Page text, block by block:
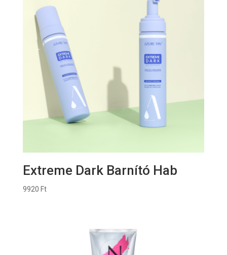
Extreme Dark Barnító Hab
9920 Ft